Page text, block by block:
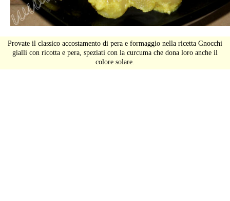
Provate il classico accostamento di pera e formaggio nella ricetta Gnocchi
gialli con ricotta e pera, speziati con la curcuma che dona loro anche il
colore solare.